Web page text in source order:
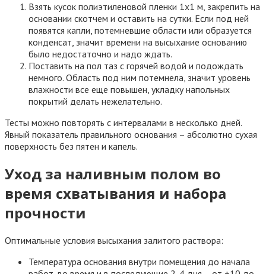
Взять кусок полиэтиленовой пленки 1х1 м, закрепить на
основании скотчем и оставить на сутки. Если под ней
появятся капли, потемневшие области или образуется
конденсат, значит времени на высыхание основанию
было недостаточно и надо ждать.
Поставить на пол таз с горячей водой и подождать
немного. Область под ним потемнела, значит уровень
влажности все еще повышен, укладку напольных
покрытий делать нежелательно.
Тесты можно повторять с интервалами в несколько дней.
Явный показатель правильного основания – абсолютно сухая
поверхность без пятен и капель.
Уход за наливным полом во
время схватывания и набора
прочности
Оптимальные условия высыхания залитого раствора:
Температура основания внутри помещения до начала